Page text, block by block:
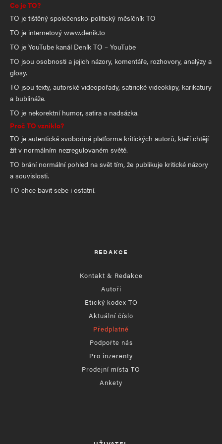
Co je TO?
TO je tištěný společensko-politický měsíčník TO
TO je internetový www.denik.to
TO je YouTube kanál Deník TO – YouTube
TO jsou osobnosti a jejich názory, komentáře, rozhovory, analýzy a
glosy.
TO jsou texty, autorské videopořady, satirické videoklipy, karikatury
a bublináže.
TO je nekorektní humor, satira a nadsázka.
Proč TO vzniklo?
TO je autentická svobodná platforma kritických autorů, kteří chtějí
žít v normálním nezregulovaném světě.
TO brání normální pohled na svět tím, že publikuje kritické názory
a souvislosti.
TO chce bavit sebe i ostatní.
REDAKCE
Kontakt & Redakce
Autoři
Etický kodex TO
Aktuální číslo
Předplatné
Podpořte nás
Pro inzerenty
Prodejní místa TO
Ankety